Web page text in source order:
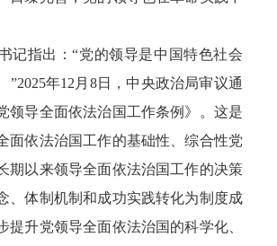
指出：“党的领导是中国特色社会
”2025年12月8日，中央政治局审议通
领导全面依法治国工作条例》。这是
面依法治国工作的基础性、综合性党
期以来领导全面依法治国工作的决策
、体制机制和成功实践转化为制度成
提升党领导全面依法治国的科学化、